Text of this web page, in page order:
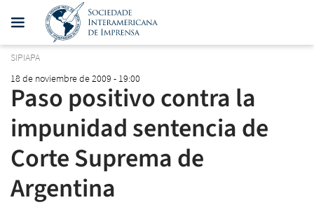
SIPIAPA
18 de noviembre de 2009 - 19:00
Paso positivo contra la
impunidad sentencia de
Corte Suprema de
Argentina